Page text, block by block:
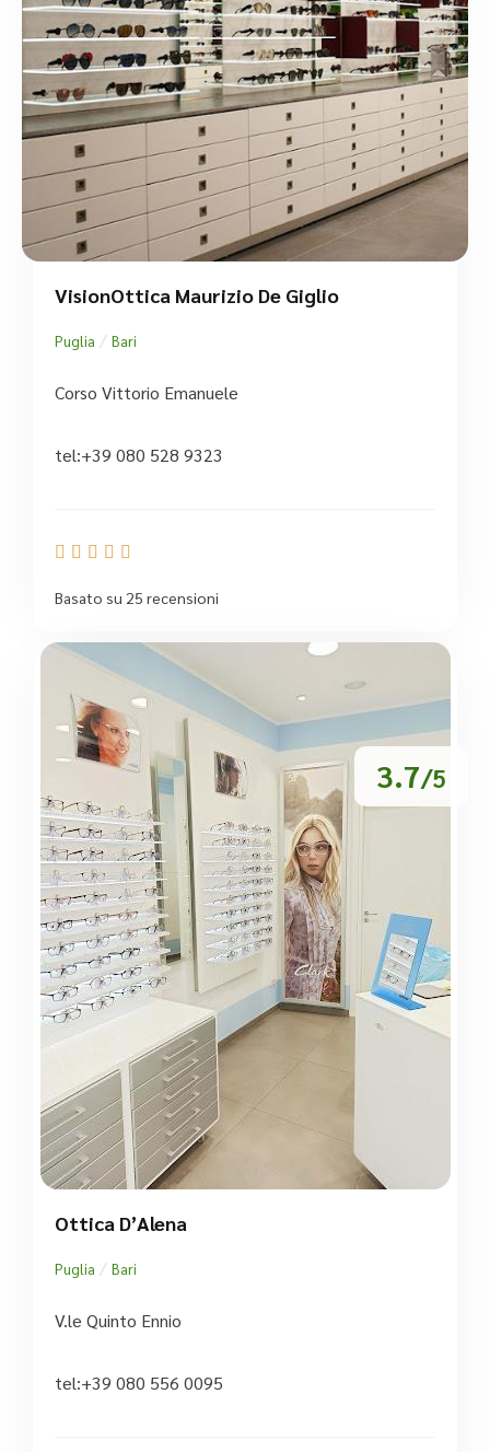
VisionOttica Maurizio De Giglio
Puglia / Bari
Corso Vittorio Emanuele
tel:+39 080 528 9323
    
Basato su 25 recensioni
3.7/5
Ottica D’Alena
Puglia / Bari
V.le Quinto Ennio
tel:+39 080 556 0095